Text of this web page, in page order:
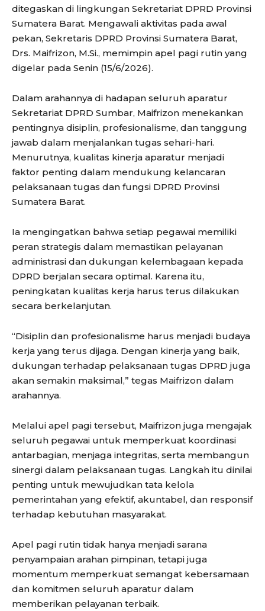
ditegaskan di lingkungan Sekretariat DPRD Provinsi
Sumatera Barat. Mengawali aktivitas pada awal
pekan, Sekretaris DPRD Provinsi Sumatera Barat,
Drs. Maifrizon, M.Si., memimpin apel pagi rutin yang
digelar pada Senin (15/6/2026).
Dalam arahannya di hadapan seluruh aparatur
Sekretariat DPRD Sumbar, Maifrizon menekankan
pentingnya disiplin, profesionalisme, dan tanggung
jawab dalam menjalankan tugas sehari-hari.
Menurutnya, kualitas kinerja aparatur menjadi
faktor penting dalam mendukung kelancaran
pelaksanaan tugas dan fungsi DPRD Provinsi
Sumatera Barat.
Ia mengingatkan bahwa setiap pegawai memiliki
peran strategis dalam memastikan pelayanan
administrasi dan dukungan kelembagaan kepada
DPRD berjalan secara optimal. Karena itu,
peningkatan kualitas kerja harus terus dilakukan
secara berkelanjutan.
“Disiplin dan profesionalisme harus menjadi budaya
kerja yang terus dijaga. Dengan kinerja yang baik,
dukungan terhadap pelaksanaan tugas DPRD juga
akan semakin maksimal,” tegas Maifrizon dalam
arahannya.
Melalui apel pagi tersebut, Maifrizon juga mengajak
seluruh pegawai untuk memperkuat koordinasi
antarbagian, menjaga integritas, serta membangun
sinergi dalam pelaksanaan tugas. Langkah itu dinilai
penting untuk mewujudkan tata kelola
pemerintahan yang efektif, akuntabel, dan responsif
terhadap kebutuhan masyarakat.
Apel pagi rutin tidak hanya menjadi sarana
penyampaian arahan pimpinan, tetapi juga
momentum memperkuat semangat kebersamaan
dan komitmen seluruh aparatur dalam
memberikan pelayanan terbaik.